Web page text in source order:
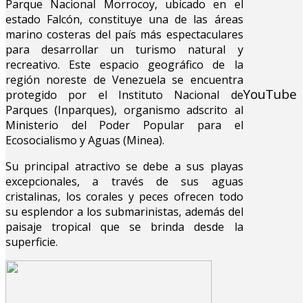
Parque Nacional Morrocoy, ubicado en el
estado Falcón, constituye una de las áreas
marino costeras del país más espectaculares
para desarrollar un turismo natural y
recreativo. Este espacio geográfico de la
región noreste de Venezuela se encuentra
protegido por el Instituto Nacional de
Parques (Inparques), organismo adscrito al
Ministerio del Poder Popular para el
Ecosocialismo y Aguas (Minea).
Su principal atractivo se debe a sus playas
excepcionales, a través de sus aguas
cristalinas, los corales y peces ofrecen todo
su esplendor a los submarinistas, además del
paisaje tropical que se brinda desde la
superficie.
YouTube